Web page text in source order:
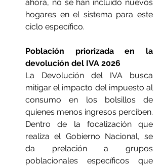
ahora, no se han incluido nuevos
hogares en el sistema para este
ciclo específico.
Población priorizada en la
devolución del IVA 2026
La Devolución del IVA busca
mitigar el impacto del impuesto al
consumo en los bolsillos de
quienes menos ingresos perciben.
Dentro de la focalización que
realiza el Gobierno Nacional, se
da prelación a grupos
poblacionales específicos que